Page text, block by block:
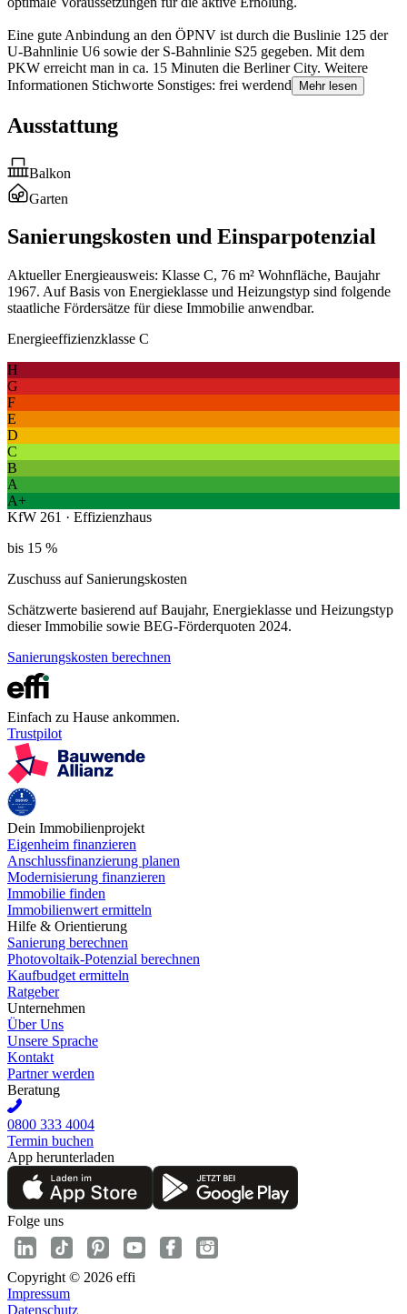
Eine gute Anbindung an den ÖPNV ist durch die Buslinie 125 der
U-Bahnlinie U6 sowie der S-Bahnlinie S25 gegeben. Mit dem
PKW erreicht man in ca. 15 Minuten die Berliner City. Weitere
Informationen Stichworte Sonstiges: frei werdend
Mehr lesen
Ausstattung
Balkon
Garten
Sanierungskosten und Einsparpotenzial
Aktueller Energieausweis: Klasse C, 76 m² Wohnfläche, Baujahr
1967. Auf Basis von Energieklasse und Heizungstyp sind folgende
staatliche Fördersätze für diese Immobilie anwendbar.
Energieeffizienzklasse C
H
G
F
E
D
C
B
A
A+
KfW 261 · Effizienzhaus
bis 15 %
Zuschuss auf Sanierungskosten
Schätzwerte basierend auf Baujahr, Energieklasse und Heizungstyp
dieser Immobilie sowie BEG-Förderquoten 2024.
Sanierungskosten berechnen
Einfach zu Hause ankommen.
Trustpilot
Dein Immobilienprojekt
Eigenheim finanzieren
Anschlussfinanzierung planen
Modernisierung finanzieren
Immobilie finden
Immobilienwert ermitteln
Hilfe & Orientierung
Sanierung berechnen
Photovoltaik-Potenzial berechnen
Kaufbudget ermitteln
Ratgeber
Unternehmen
Über Uns
Unsere Sprache
Kontakt
Partner werden
Beratung
0800 333 4004
Termin buchen
App herunterladen
Folge uns
Copyright © 2026 effi
Impressum
Datenschutz